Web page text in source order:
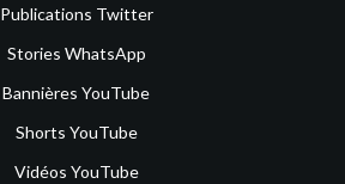
Publications Twitter
Stories WhatsApp
Bannières YouTube
Shorts YouTube
Vidéos YouTube